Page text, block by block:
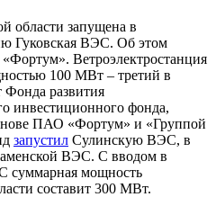
области запущена в
Гуковская ВЭС. Об этом
Ветроэлектростанция
100 МВт – третий в
Фонда развития
инвестиционного фонда,
ПАО «Фортум» и «Группой
запустил Сулинскую ВЭС, в
ВЭС. С вводом в
суммарная мощность
составит 300 МВт.